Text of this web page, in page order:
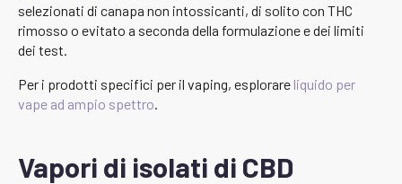
selezionati di canapa non intossicanti, di solito con THC
rimosso o evitato a seconda della formulazione e dei limiti
dei test.
Per i prodotti specifici per il vaping, esplorare liquido per
vape ad ampio spettro.
Vapori di isolati di CBD